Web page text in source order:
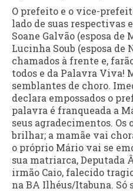
O prefeito e o vice-
lado de suas respectivas
Soane Galvão (esposa
Lucinha Soub (esposa de
chamados à frente e,
todos e da Palavra Viva!
semblantes de choro.
declara empossados o
palavra é franqueada a
seus agradecimentos. Os
brilhar; a mamãe vai
o próprio Mário vai se
sua matriarca, Deputada
irmão Caio, falecido
na BA Ilhéus/Itabuna. Só